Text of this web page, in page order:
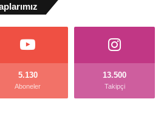
5.130
Aboneler
13.500
Takipçi